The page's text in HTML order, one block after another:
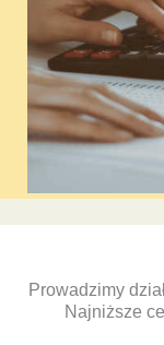
Prowadzimy
Najniższe